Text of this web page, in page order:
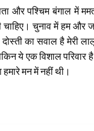
और पश्चिम बंगाल में
चाहिए। चुनाव में हम
का सवाल है मेरी
ये एक विशाल परिवार
मन में नहीं थी।